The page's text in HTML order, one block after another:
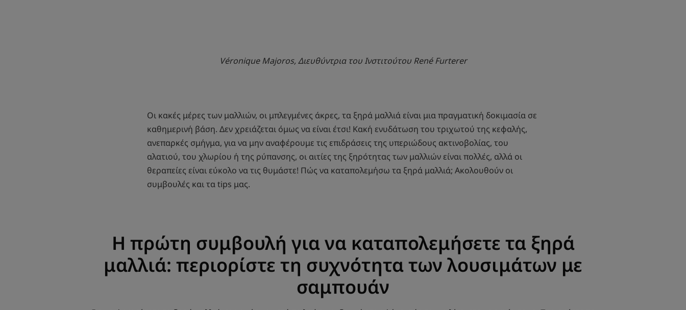
Véronique Majoros, Διευθύντρια του Ινστιτούτου René Furterer
Οι κακές μέρες των μαλλιών, οι μπλεγμένες άκρες, τα ξηρά μαλλιά είναι μια πραγματική δοκιμασία σε
καθημερινή βάση. Δεν χρειάζεται όμως να είναι έτσι! Κακή ενυδάτωση του τριχωτού της κεφαλής,
ανεπαρκές σμήγμα, για να μην αναφέρουμε τις επιδράσεις της υπεριώδους ακτινοβολίας, του
αλατιού, του χλωρίου ή της ρύπανσης, οι αιτίες της ξηρότητας των μαλλιών είναι πολλές, αλλά οι
θεραπείες είναι εύκολο να τις θυμάστε! Πώς να καταπολεμήσω τα ξηρά μαλλιά; Ακολουθούν οι
συμβουλές και τα tips μας.
Η πρώτη συμβουλή για να καταπολεμήσετε τα ξηρά
μαλλιά: περιορίστε τη συχνότητα των λουσιμάτων με
σαμπουάν